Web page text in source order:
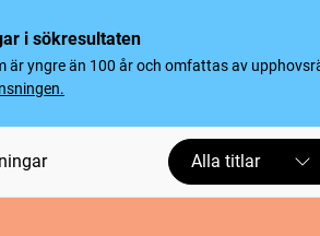
i sökresultaten
är yngre än 100 år och omfattas av
Alla titlar